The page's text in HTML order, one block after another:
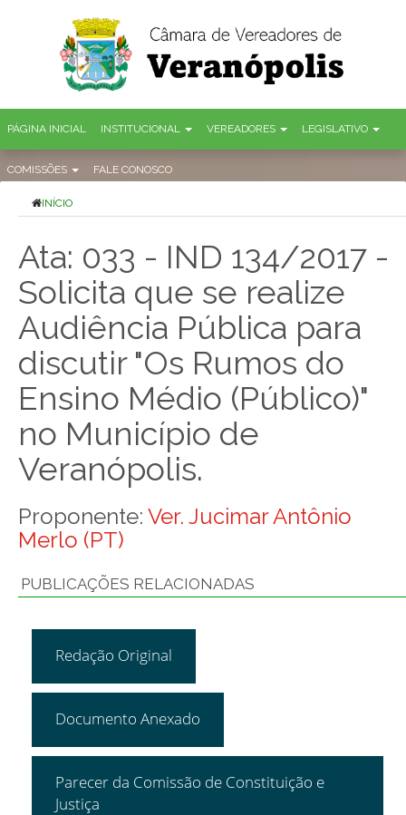
PÁGINA INICIAL INSTITUCIONAL VEREADORES LEGISLATIVO
COMISSÕES FALE CONOSCO
INÍCIO
Ata: 033 - IND 134/2017 -
Solicita que se realize
Audiência Pública para
discutir "Os Rumos do
Ensino Médio (Público)"
no Município de
Veranópolis.
Proponente: Ver. Jucimar Antônio
Merlo (PT)
PUBLICAÇÕES RELACIONADAS
Redação Original
Documento Anexado
Parecer da Comissão de Constituição e
Justiça